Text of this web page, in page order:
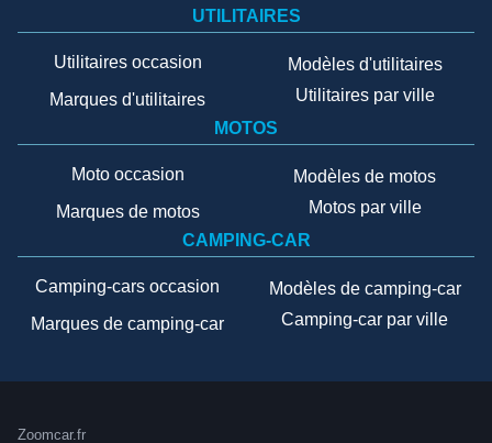
UTILITAIRES
Utilitaires occasion
Marques d'utilitaires
Modèles d'utilitaires
Utilitaires par ville
MOTOS
Moto occasion
Marques de motos
Modèles de motos
Motos par ville
CAMPING-CAR
Camping-cars occasion
Marques de camping-car
Modèles de camping-car
Camping-car par ville
Zoomcar.fr